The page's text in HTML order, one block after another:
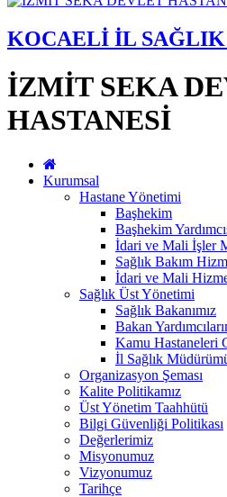
KOCAELİ İL
İZMİT SEKA
HASTANESİ
Kurumsal
Hastane Yönetimi
Başhekim
Başhekim
İdari ve Mali İşler
Sağlık Bakım
İdari ve Mali
Sağlık Üst Yönetimi
Sağlık Bakanımız
Bakan
Kamu Hastaneleri
İl Sağlık
Organizasyon Şeması
Kalite Politikamız
Üst Yönetim Taahhütü
Bilgi Güvenliği Politikası
Değerlerimiz
Misyonumuz
Vizyonumuz
Tarihçe